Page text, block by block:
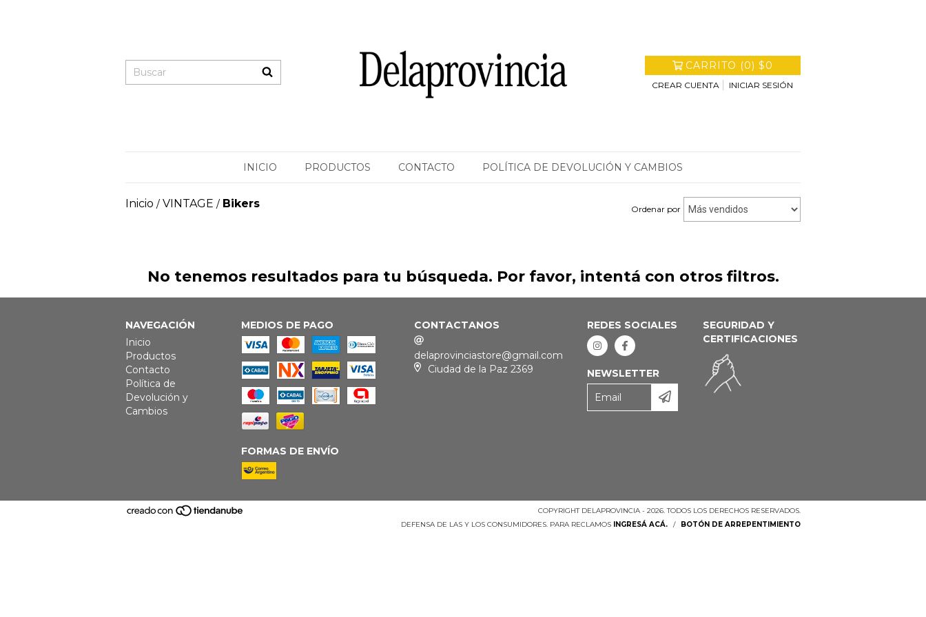
CARRITO (0)$0
CREAR CUENTA INICIAR SESIÓN
INICIO PRODUCTOS CONTACTO POLÍTICA DE DEVOLUCIÓN Y CAMBIOS
Inicio / VINTAGE / Bikers Ordenar por
No tenemos resultados para tu búsqueda. Por favor, intentá con otros filtros.
NAVEGACIÓN
Inicio
Productos
Contacto
Política de
Devolución y
Cambios
MEDIOS DE PAGO
FORMAS DE ENVÍO
CONTACTANOS
delaprovinciastore@gmail.com
Ciudad de la Paz 2369
REDES SOCIALES
NEWSLETTER
SEGURIDAD Y
CERTIFICACIONES
COPYRIGHT DELAPROVINCIA - 2026. TODOS LOS DERECHOS RESERVADOS.
DEFENSA DE LAS Y LOS CONSUMIDORES. PARA RECLAMOS INGRESÁ ACÁ. / BOTÓN DE ARREPENTIMIENTO